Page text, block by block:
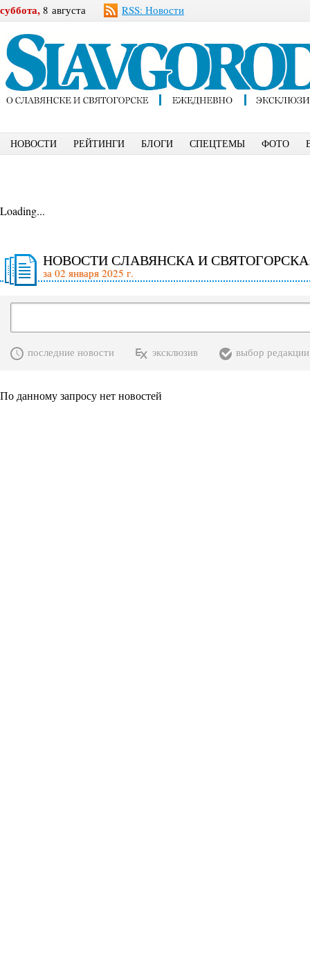
суббота, 8 августа RSS: Новости
НОВОСТИ РЕЙТИНГИ БЛОГИ СПЕЦТЕМЫ ФОТО
Loading...
НОВОСТИ СЛАВЯНСКА И
за 02 января 2025 г.
последние новости эксклюзив выбор редакции
По данному запросу нет новостей